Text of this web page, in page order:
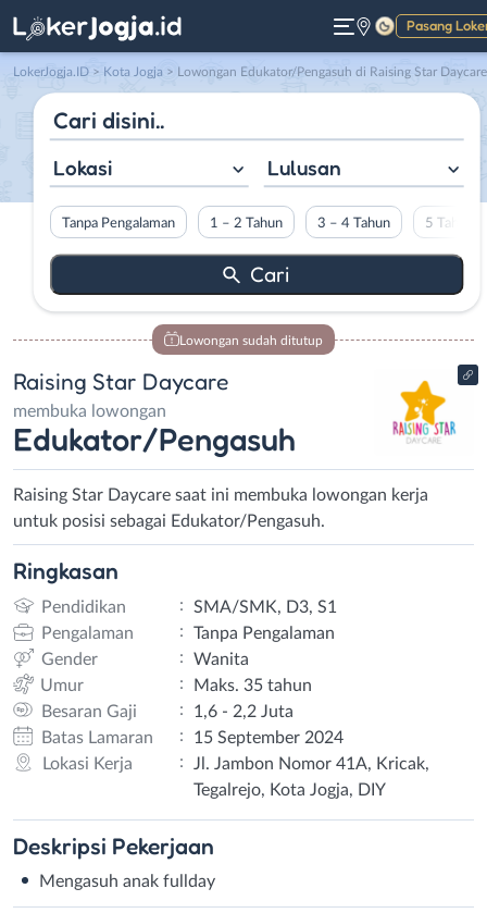
Pasang
Gelap
LokerJogja.ID > Kota Jogja > Lowongan Edukator/Pengasuh di Raising Star Daycare
Lokasi Lulusan
Tanpa Pengalaman 1 – 2 Tahun 3 – 4 Tahun 5 Tahun
Lowongan sudah ditutup
Raising Star Daycare
membuka lowongan
Edukator/Pengasuh
Raising Star Daycare saat ini membuka lowongan kerja
untuk posisi sebagai Edukator/Pengasuh.
Ringkasan
Pendidikan :
SMA/SMK, D3, S1
Pengalaman
:
Tanpa Pengalaman
Gender
:
Wanita
Umur
:
Maks. 35 tahun
Besaran Gaji
:
1,6 - 2,2 Juta
Batas Lamaran
:
15 September 2024
Lokasi Kerja
:
Jl. Jambon Nomor 41A, Kricak,
Tegalrejo, Kota Jogja, DIY
Deskripsi Pekerjaan
Mengasuh anak fullday